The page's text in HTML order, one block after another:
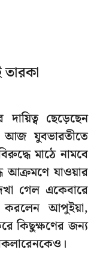
তারকা
ছেড়েছেন
যুবভারতীতে
মাঠে নামবে
আক্রমণে যাওয়ার
গেল একেবারে
করলেন আপুইয়া,
কিছুক্ষণের জন্য